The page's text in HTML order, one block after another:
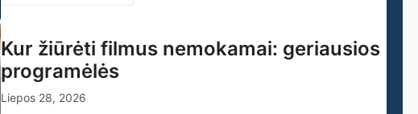
Kur žiūrėti filmus nemokamai: geriausios
programėlės
Liepos 28, 2026